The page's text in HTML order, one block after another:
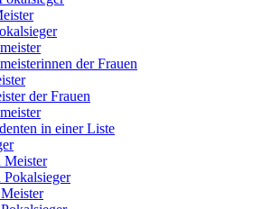
der Frauen
der Frauen
in einer Liste
Meister